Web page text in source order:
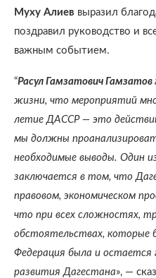
Муху Алиев выразил
поздравил руководство и
важным событием.
“Расул Гамзатович Гамзатов
жизни, что мероприятий
летие ДАССР — это
мы должны
необходимые выводы. Один
заключается в том, что
правовом, экономическом
что при всех сложностях,
обстоятельствах, которые
Федерация была и
развития Дагестана», —